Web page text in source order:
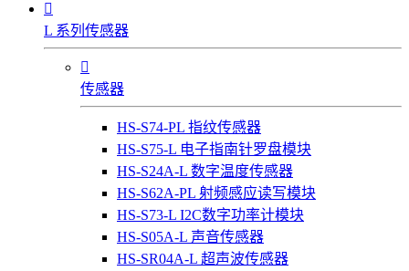

L 系列传感器

传感器
HS-S74-PL 指纹传感器
HS-S75-L 电子指南针罗盘模块
HS-S24A-L 数字温度传感器
HS-S62A-PL 射频感应读写模块
HS-S73-L I2C数字功率计模块
HS-S05A-L 声音传感器
HS-SR04A-L 超声波传感器